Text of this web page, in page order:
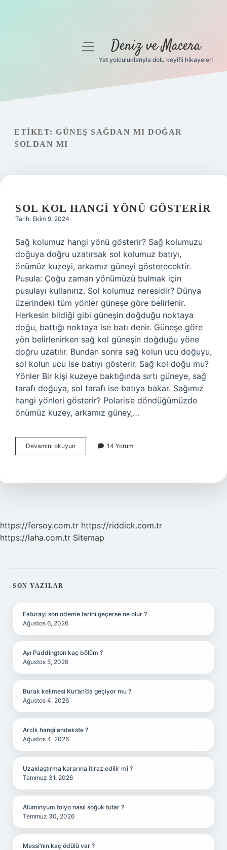
Gizlilik Politikası
Hakkımızda
menüyüDeniz ve Macera
Yat yolculuklarıyla dolu keyifli hikayeler!
ETIKET: GÜNEŞ SAĞDAN MI DOĞAR
SOLDAN MI
SOL KOL HANGI YÖNÜ GÖSTERIR
Tarih: Ekim 9, 2024
Sağ kolumuz hangi yönü gösterir? Sağ kolumuzu
doğuya doğru uzatırsak sol kolumuz batıyı,
önümüz kuzeyi, arkamız güneyi gösterecektir.
Pusula: Çoğu zaman yönümüzü bulmak için
pusulayı kullanırız. Sol kolumuz neresidir? Dünya
üzerindeki tüm yönler güneşe göre belirlenir.
Herkesin bildiği gibi güneşin doğduğu noktaya
doğu, battığı noktaya ise batı denir. Güneşe göre
yön belirlenirken sağ kol güneşin doğduğu yöne
doğru uzatılır. Bundan sonra sağ kolun ucu doğuyu,
sol kolun ucu ise batıyı gösterir. Sağ kol doğu mu?
Yönler Bir kişi kuzeye baktığında sırtı güneye, sağ
tarafı doğuya, sol tarafı ise batıya bakar. Sağımız
hangi yönleri gösterir? Polaris’e döndüğümüzde
önümüz kuzey, arkamız güney,…
Devamını okuyun
Kol
Gösterir
14 Yorum
https://fersoy.com.tr https://riddick.com.tr
https://laha.com.tr Sitemap
SIDEBAR
SON YAZILAR
Faturayı son ödeme tarihi geçerse ne olur ?
Ağustos 6, 2026
Ayı Paddington kaç bölüm ?
Ağustos 5, 2026
Burak kelimesi Kur’an’da geçiyor mu ?
Ağustos 4, 2026
Arclk hangi endekste ?
Ağustos 4, 2026
Uzaklaştırma kararına itiraz edilir mi ?
Temmuz 31, 2026
Alüminyum folyo nasıl soğuk tutar ?
Temmuz 30, 2026
Messi’nin kaç ödülü var ?